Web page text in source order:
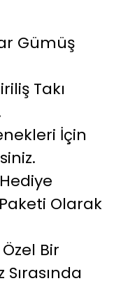
Gümüş
Takı
İçin
Olarak
Bir